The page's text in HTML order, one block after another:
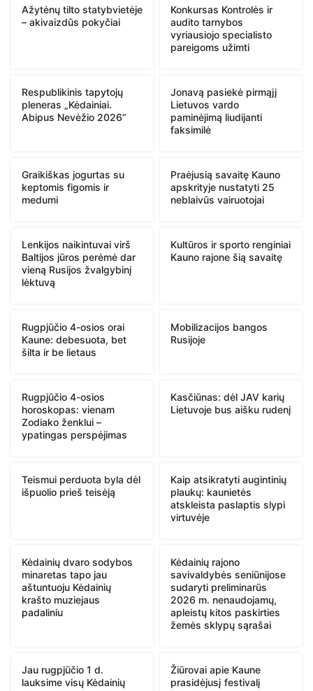
Ažytėnų tilto statybvietėje
– akivaizdūs pokyčiai
Konkursas Kontrolės ir
audito tarnybos
vyriausiojo specialisto
pareigoms užimti
Respublikinis tapytojų
pleneras „Kėdainiai.
Abipus Nevėžio 2026“
Jonavą pasiekė pirmąjį
Lietuvos vardo
paminėjimą liudijanti
faksimilė
Graikiškas jogurtas su
keptomis figomis ir
medumi
Praėjusią savaitę Kauno
apskrityje nustatyti 25
neblaivūs vairuotojai
Lenkijos naikintuvai virš
Baltijos jūros perėmė dar
vieną Rusijos žvalgybinį
lėktuvą
Kultūros ir sporto renginiai
Kauno rajone šią savaitę
Rugpjūčio 4-osios orai
Kaune: debesuota, bet
šilta ir be lietaus
Mobilizacijos bangos
Rusijoje
Rugpjūčio 4-osios
horoskopas: vienam
Zodiako ženklui –
ypatingas perspėjimas
Kasčiūnas: dėl JAV karių
Lietuvoje bus aišku rudenį
Teismui perduota byla dėl
išpuolio prieš teisėją
Kaip atsikratyti augintinių
plaukų: kaunietės
atskleista paslaptis slypi
virtuvėje
Kėdainių dvaro sodybos
minaretas tapo jau
aštuntuoju Kėdainių
krašto muziejaus
padaliniu
Kėdainių rajono
savivaldybės seniūnijose
sudaryti preliminarūs
2026 m. nenaudojamų,
apleistų kitos paskirties
žemės sklypų sąrašai
Jau rugpjūčio 1 d.
lauksime visų Kėdainių
Žiūrovai apie Kaune
prasidėjusį festivalį